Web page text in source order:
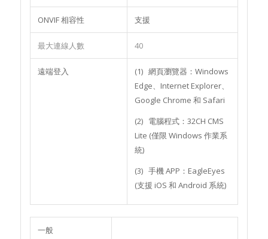
ONVIF 相容性 支援
最大連線人數 40
遠端登入
(1) 網頁瀏覽器：Windows
Edge、Internet Explorer、
Google Chrome 和 Safari
(2) 電腦程式：32CH CMS
Lite (僅限 Windows 作業系
統)
(3) 手機 APP：EagleEyes
(支援 iOS 和 Android 系統)
一般